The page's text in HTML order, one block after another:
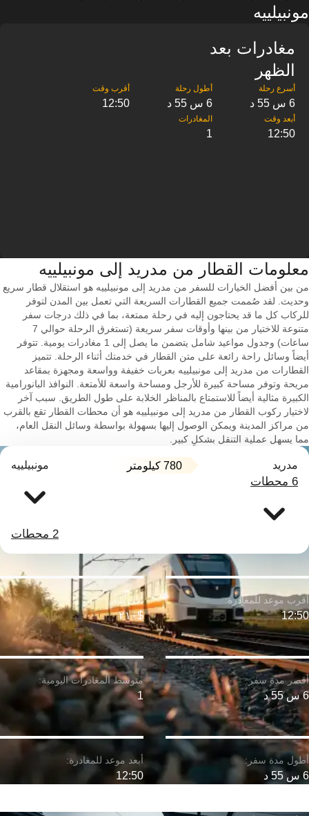
مونبيلييه
مغادرات بعد
الظهر
6 س 55 د 6 س 55 د 12:50
12:50
1
معلومات القطار من ‎مدريد إلى ‎مونبيلييه
من بين أفضل الخيارات للسفر من مدريد إلى مونبيلييه هو استقلال قطار سريع
وحديث. لقد صُممت جميع القطارات السريعة التي تعمل بين المدن لتوفر
للركاب كل ما قد يحتاجون إليه في رحلة ممتعة، بما في ذلك درجات سفر
متنوعة للاختيار من بينها وأوقات سفر سريعة (تستغرق الرحلة حوالي 7
ساعات) وجدول مواعيد شامل يتضمن ما يصل إلى 1 مغادرات يومية. تتوفر
أيضاً وسائل راحة رائعة على متن القطار في خدمتك أثناء الرحلة. تتميز
القطارات من مدريد إلى مونبيلييه بعربات خفيفة وواسعة ومجهزة بمقاعد
مريحة وتوفر مساحة كبيرة للأرجل ومساحة واسعة للأمتعة. النوافذ البانورامية
الكبيرة مثالية أيضاً للاستمتاع بالمناظر الخلابة على طول الطريق. سبب آخر
لاختيار ركوب القطار من مدريد إلى مونبيلييه هو أن محطات القطار تقع بالقرب
من مراكز المدينة ويمكن الوصول إليها بسهولة بواسطة وسائل النقل العام،
مما يسهل عملية التنقل بشكلٍ كبير.
مدريد 780 كيلومتر مونبيلييه
6 محطات
2 محطات
6 س 55 د
12:50
6 س 55 د
$٢١٠
1
12:50